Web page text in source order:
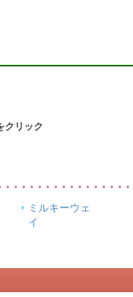
クリック
ミルキーウェ
イ